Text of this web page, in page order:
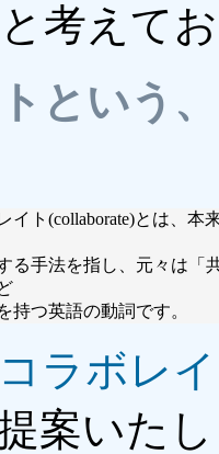
と考えて
という
イト(collaborate)とは、
る手法を指し、元々は「
持つ英語の動詞です。
コラボレ
案いた